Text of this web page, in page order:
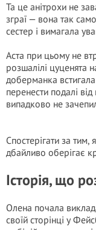
Та це анітрохи не
зграї — вона так
сестер і вимагала
Аста при цьому не
розшалілі цуценята
доберманка
перенести подалі
випадково не
Спостерігати за тим,
дбайливо оберігає
Історія, що
Олена почала
своїй сторінці у